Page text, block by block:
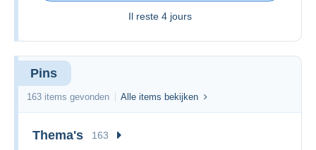
Il reste 4 jours
Pins
163 items gevonden Alle items bekijken
Thema's 163